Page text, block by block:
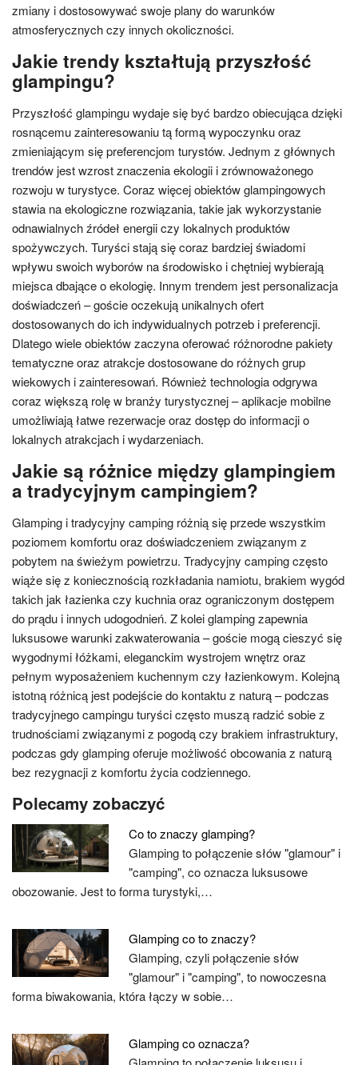
zmiany i dostosowywać swoje plany do warunków
atmosferycznych czy innych okoliczności.
Jakie trendy kształtują przyszłość
glampingu?
Przyszłość glampingu wydaje się być bardzo obiecująca dzięki
rosnącemu zainteresowaniu tą formą wypoczynku oraz
zmieniającym się preferencjom turystów. Jednym z głównych
trendów jest wzrost znaczenia ekologii i zrównoważonego
rozwoju w turystyce. Coraz więcej obiektów glampingowych
stawia na ekologiczne rozwiązania, takie jak wykorzystanie
odnawialnych źródeł energii czy lokalnych produktów
spożywczych. Turyści stają się coraz bardziej świadomi
wpływu swoich wyborów na środowisko i chętniej wybierają
miejsca dbające o ekologię. Innym trendem jest personalizacja
doświadczeń – goście oczekują unikalnych ofert
dostosowanych do ich indywidualnych potrzeb i preferencji.
Dlatego wiele obiektów zaczyna oferować różnorodne pakiety
tematyczne oraz atrakcje dostosowane do różnych grup
wiekowych i zainteresowań. Również technologia odgrywa
coraz większą rolę w branży turystycznej – aplikacje mobilne
umożliwiają łatwe rezerwacje oraz dostęp do informacji o
lokalnych atrakcjach i wydarzeniach.
Jakie są różnice między glampingiem
a tradycyjnym campingiem?
Glamping i tradycyjny camping różnią się przede wszystkim
poziomem komfortu oraz doświadczeniem związanym z
pobytem na świeżym powietrzu. Tradycyjny camping często
wiąże się z koniecznością rozkładania namiotu, brakiem wygód
takich jak łazienka czy kuchnia oraz ograniczonym dostępem
do prądu i innych udogodnień. Z kolei glamping zapewnia
luksusowe warunki zakwaterowania – goście mogą cieszyć się
wygodnymi łóżkami, eleganckim wystrojem wnętrz oraz
pełnym wyposażeniem kuchennym czy łazienkowym. Kolejną
istotną różnicą jest podejście do kontaktu z naturą – podczas
tradycyjnego campingu turyści często muszą radzić sobie z
trudnościami związanymi z pogodą czy brakiem infrastruktury,
podczas gdy glamping oferuje możliwość obcowania z naturą
bez rezygnacji z komfortu życia codziennego.
Polecamy zobaczyć
Co to znaczy glamping?
Glamping to połączenie słów "glamour" i
"camping", co oznacza luksusowe
obozowanie. Jest to forma turystyki,…
Glamping co to znaczy?
Glamping, czyli połączenie słów
"glamour" i "camping", to nowoczesna
forma biwakowania, która łączy w sobie…
Glamping co oznacza?